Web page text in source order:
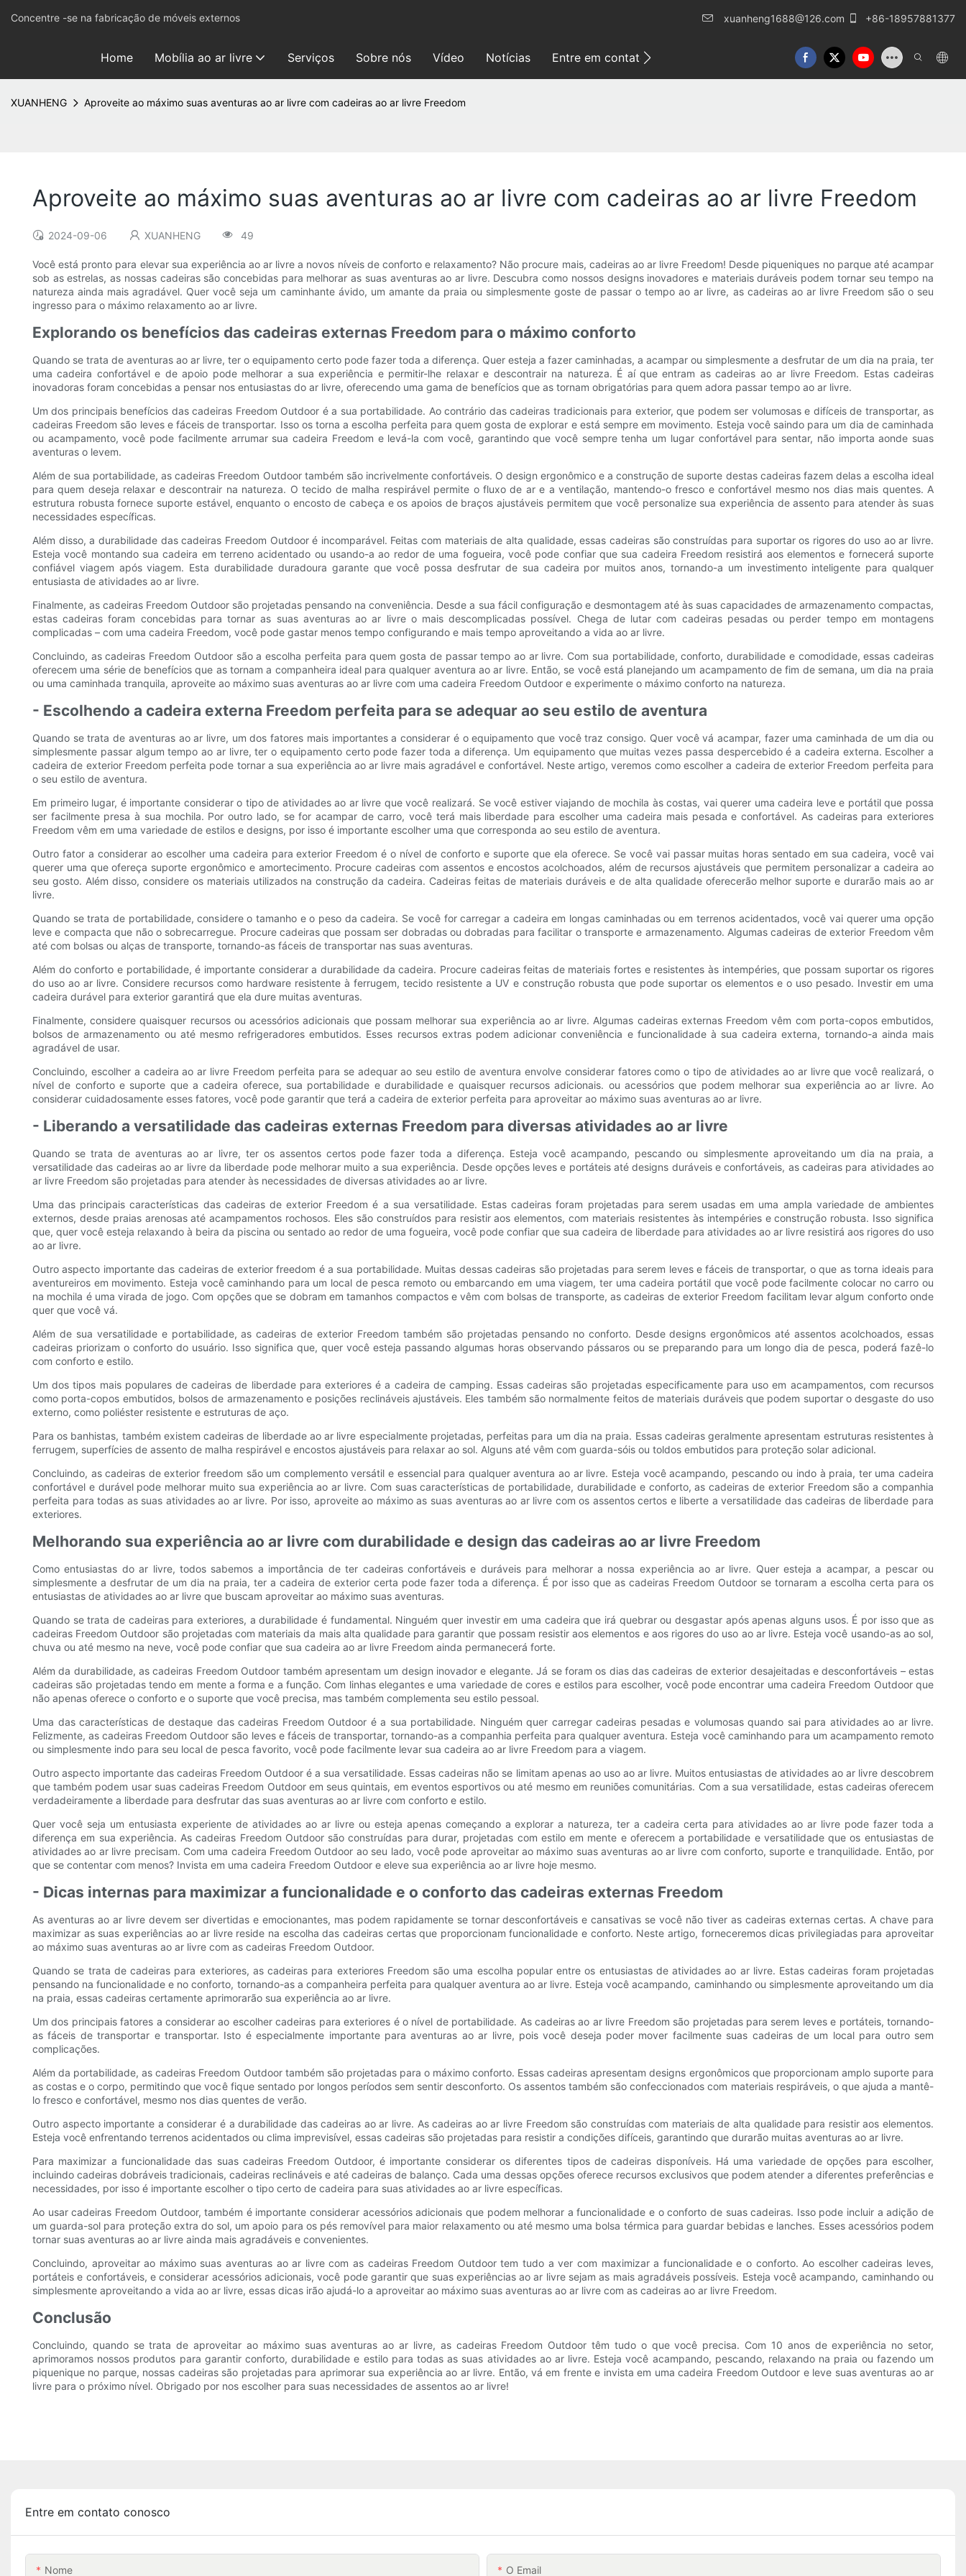
Concentre -se na fabricação de móveis externos xuanheng1688@126.com +86-18957881377
Home Mobília ao ar livre Serviços Sobre nós Vídeo Notícias Entre em contato conosco
XUANHENG Aproveite ao máximo suas aventuras ao ar livre com cadeiras ao ar livre Freedom
Aproveite ao máximo suas aventuras ao ar livre com cadeiras ao ar livre Freedom
2024-09-06 XUANHENG 49
Você está pronto para elevar sua experiência ao ar livre a novos níveis de conforto e relaxamento? Não procure mais, cadeiras ao ar livre Freedom! Desde piqueniques no parque até acampar
sob as estrelas, as nossas cadeiras são concebidas para melhorar as suas aventuras ao ar livre. Descubra como nossos designs inovadores e materiais duráveis ​​podem tornar seu tempo na
natureza ainda mais agradável. Quer você seja um caminhante ávido, um amante da praia ou simplesmente goste de passar o tempo ao ar livre, as cadeiras ao ar livre Freedom são o seu
ingresso para o máximo relaxamento ao ar livre.
Explorando os benefícios das cadeiras externas Freedom para o máximo conforto
Quando se trata de aventuras ao ar livre, ter o equipamento certo pode fazer toda a diferença. Quer esteja a fazer caminhadas, a acampar ou simplesmente a desfrutar de um dia na praia, ter
uma cadeira confortável e de apoio pode melhorar a sua experiência e permitir-lhe relaxar e descontrair na natureza. É aí que entram as cadeiras ao ar livre Freedom. Estas cadeiras
inovadoras foram concebidas a pensar nos entusiastas do ar livre, oferecendo uma gama de benefícios que as tornam obrigatórias para quem adora passar tempo ao ar livre.
Um dos principais benefícios das cadeiras Freedom Outdoor é a sua portabilidade. Ao contrário das cadeiras tradicionais para exterior, que podem ser volumosas e difíceis de transportar, as
cadeiras Freedom são leves e fáceis de transportar. Isso os torna a escolha perfeita para quem gosta de explorar e está sempre em movimento. Esteja você saindo para um dia de caminhada
ou acampamento, você pode facilmente arrumar sua cadeira Freedom e levá-la com você, garantindo que você sempre tenha um lugar confortável para sentar, não importa aonde suas
aventuras o levem.
Além de sua portabilidade, as cadeiras Freedom Outdoor também são incrivelmente confortáveis. O design ergonômico e a construção de suporte destas cadeiras fazem delas a escolha ideal
para quem deseja relaxar e descontrair na natureza. O tecido de malha respirável permite o fluxo de ar e a ventilação, mantendo-o fresco e confortável mesmo nos dias mais quentes. A
estrutura robusta fornece suporte estável, enquanto o encosto de cabeça e os apoios de braços ajustáveis ​​permitem que você personalize sua experiência de assento para atender às suas
necessidades específicas.
Além disso, a durabilidade das cadeiras Freedom Outdoor é incomparável. Feitas com materiais de alta qualidade, essas cadeiras são construídas para suportar os rigores do uso ao ar livre.
Esteja você montando sua cadeira em terreno acidentado ou usando-a ao redor de uma fogueira, você pode confiar que sua cadeira Freedom resistirá aos elementos e fornecerá suporte
confiável viagem após viagem. Esta durabilidade duradoura garante que você possa desfrutar de sua cadeira por muitos anos, tornando-a um investimento inteligente para qualquer
entusiasta de atividades ao ar livre.
Finalmente, as cadeiras Freedom Outdoor são projetadas pensando na conveniência. Desde a sua fácil configuração e desmontagem até às suas capacidades de armazenamento compactas,
estas cadeiras foram concebidas para tornar as suas aventuras ao ar livre o mais descomplicadas possível. Chega de lutar com cadeiras pesadas ou perder tempo em montagens
complicadas – com uma cadeira Freedom, você pode gastar menos tempo configurando e mais tempo aproveitando a vida ao ar livre.
Concluindo, as cadeiras Freedom Outdoor são a escolha perfeita para quem gosta de passar tempo ao ar livre. Com sua portabilidade, conforto, durabilidade e comodidade, essas cadeiras
oferecem uma série de benefícios que as tornam a companheira ideal para qualquer aventura ao ar livre. Então, se você está planejando um acampamento de fim de semana, um dia na praia
ou uma caminhada tranquila, aproveite ao máximo suas aventuras ao ar livre com uma cadeira Freedom Outdoor e experimente o máximo conforto na natureza.
- Escolhendo a cadeira externa Freedom perfeita para se adequar ao seu estilo de aventura
Quando se trata de aventuras ao ar livre, um dos fatores mais importantes a considerar é o equipamento que você traz consigo. Quer você vá acampar, fazer uma caminhada de um dia ou
simplesmente passar algum tempo ao ar livre, ter o equipamento certo pode fazer toda a diferença. Um equipamento que muitas vezes passa despercebido é a cadeira externa. Escolher a
cadeira de exterior Freedom perfeita pode tornar a sua experiência ao ar livre mais agradável e confortável. Neste artigo, veremos como escolher a cadeira de exterior Freedom perfeita para
o seu estilo de aventura.
Em primeiro lugar, é importante considerar o tipo de atividades ao ar livre que você realizará. Se você estiver viajando de mochila às costas, vai querer uma cadeira leve e portátil que possa
ser facilmente presa à sua mochila. Por outro lado, se for acampar de carro, você terá mais liberdade para escolher uma cadeira mais pesada e confortável. As cadeiras para exteriores
Freedom vêm em uma variedade de estilos e designs, por isso é importante escolher uma que corresponda ao seu estilo de aventura.
Outro fator a considerar ao escolher uma cadeira para exterior Freedom é o nível de conforto e suporte que ela oferece. Se você vai passar muitas horas sentado em sua cadeira, você vai
querer uma que ofereça suporte ergonômico e amortecimento. Procure cadeiras com assentos e encostos acolchoados, além de recursos ajustáveis ​​que permitem personalizar a cadeira ao
seu gosto. Além disso, considere os materiais utilizados na construção da cadeira. Cadeiras feitas de materiais duráveis ​​e de alta qualidade oferecerão melhor suporte e durarão mais ao ar
livre.
Quando se trata de portabilidade, considere o tamanho e o peso da cadeira. Se você for carregar a cadeira em longas caminhadas ou em terrenos acidentados, você vai querer uma opção
leve e compacta que não o sobrecarregue. Procure cadeiras que possam ser dobradas ou dobradas para facilitar o transporte e armazenamento. Algumas cadeiras de exterior Freedom vêm
até com bolsas ou alças de transporte, tornando-as fáceis de transportar nas suas aventuras.
Além do conforto e portabilidade, é importante considerar a durabilidade da cadeira. Procure cadeiras feitas de materiais fortes e resistentes às intempéries, que possam suportar os rigores
do uso ao ar livre. Considere recursos como hardware resistente à ferrugem, tecido resistente a UV e construção robusta que pode suportar os elementos e o uso pesado. Investir em uma
cadeira durável para exterior garantirá que ela dure muitas aventuras.
Finalmente, considere quaisquer recursos ou acessórios adicionais que possam melhorar sua experiência ao ar livre. Algumas cadeiras externas Freedom vêm com porta-copos embutidos,
bolsos de armazenamento ou até mesmo refrigeradores embutidos. Esses recursos extras podem adicionar conveniência e funcionalidade à sua cadeira externa, tornando-a ainda mais
agradável de usar.
Concluindo, escolher a cadeira ao ar livre Freedom perfeita para se adequar ao seu estilo de aventura envolve considerar fatores como o tipo de atividades ao ar livre que você realizará, o
nível de conforto e suporte que a cadeira oferece, sua portabilidade e durabilidade e quaisquer recursos adicionais. ou acessórios que podem melhorar sua experiência ao ar livre. Ao
considerar cuidadosamente esses fatores, você pode garantir que terá a cadeira de exterior perfeita para aproveitar ao máximo suas aventuras ao ar livre.
- Liberando a versatilidade das cadeiras externas Freedom para diversas atividades ao ar livre
Quando se trata de aventuras ao ar livre, ter os assentos certos pode fazer toda a diferença. Esteja você acampando, pescando ou simplesmente aproveitando um dia na praia, a
versatilidade das cadeiras ao ar livre da liberdade pode melhorar muito a sua experiência. Desde opções leves e portáteis até designs duráveis ​​e confortáveis, as cadeiras para atividades ao
ar livre Freedom são projetadas para atender às necessidades de diversas atividades ao ar livre.
Uma das principais características das cadeiras de exterior Freedom é a sua versatilidade. Estas cadeiras foram projetadas para serem usadas em uma ampla variedade de ambientes
externos, desde praias arenosas até acampamentos rochosos. Eles são construídos para resistir aos elementos, com materiais resistentes às intempéries e construção robusta. Isso significa
que, quer você esteja relaxando à beira da piscina ou sentado ao redor de uma fogueira, você pode confiar que sua cadeira de liberdade para atividades ao ar livre resistirá aos rigores do uso
ao ar livre.
Outro aspecto importante das cadeiras de exterior freedom é a sua portabilidade. Muitas dessas cadeiras são projetadas para serem leves e fáceis de transportar, o que as torna ideais para
aventureiros em movimento. Esteja você caminhando para um local de pesca remoto ou embarcando em uma viagem, ter uma cadeira portátil que você pode facilmente colocar no carro ou
na mochila é uma virada de jogo. Com opções que se dobram em tamanhos compactos e vêm com bolsas de transporte, as cadeiras de exterior Freedom facilitam levar algum conforto onde
quer que você vá.
Além de sua versatilidade e portabilidade, as cadeiras de exterior Freedom também são projetadas pensando no conforto. Desde designs ergonômicos até assentos acolchoados, essas
cadeiras priorizam o conforto do usuário. Isso significa que, quer você esteja passando algumas horas observando pássaros ou se preparando para um longo dia de pesca, poderá fazê-lo
com conforto e estilo.
Um dos tipos mais populares de cadeiras de liberdade para exteriores é a cadeira de camping. Essas cadeiras são projetadas especificamente para uso em acampamentos, com recursos
como porta-copos embutidos, bolsos de armazenamento e posições reclináveis ​​ajustáveis. Eles também são normalmente feitos de materiais duráveis ​​​​que podem suportar o desgaste do uso
externo, como poliéster resistente e estruturas de aço.
Para os banhistas, também existem cadeiras de liberdade ao ar livre especialmente projetadas, perfeitas para um dia na praia. Essas cadeiras geralmente apresentam estruturas resistentes à
ferrugem, superfícies de assento de malha respirável e encostos ajustáveis ​​para relaxar ao sol. Alguns até vêm com guarda-sóis ou toldos embutidos para proteção solar adicional.
Concluindo, as cadeiras de exterior freedom são um complemento versátil e essencial para qualquer aventura ao ar livre. Esteja você acampando, pescando ou indo à praia, ter uma cadeira
confortável e durável pode melhorar muito sua experiência ao ar livre. Com suas características de portabilidade, durabilidade e conforto, as cadeiras de exterior Freedom são a companhia
perfeita para todas as suas atividades ao ar livre. Por isso, aproveite ao máximo as suas aventuras ao ar livre com os assentos certos e liberte a versatilidade das cadeiras de liberdade para
exteriores.
Melhorando sua experiência ao ar livre com durabilidade e design das cadeiras ao ar livre Freedom
Como entusiastas do ar livre, todos sabemos a importância de ter cadeiras confortáveis ​​e duráveis ​​para melhorar a nossa experiência ao ar livre. Quer esteja a acampar, a pescar ou
simplesmente a desfrutar de um dia na praia, ter a cadeira de exterior certa pode fazer toda a diferença. É por isso que as cadeiras Freedom Outdoor se tornaram a escolha certa para os
entusiastas de atividades ao ar livre que buscam aproveitar ao máximo suas aventuras.
Quando se trata de cadeiras para exteriores, a durabilidade é fundamental. Ninguém quer investir em uma cadeira que irá quebrar ou desgastar após apenas alguns usos. É por isso que as
cadeiras Freedom Outdoor são projetadas com materiais da mais alta qualidade para garantir que possam resistir aos elementos e aos rigores do uso ao ar livre. Esteja você usando-as ao sol,
chuva ou até mesmo na neve, você pode confiar que sua cadeira ao ar livre Freedom ainda permanecerá forte.
Além da durabilidade, as cadeiras Freedom Outdoor também apresentam um design inovador e elegante. Já se foram os dias das cadeiras de exterior desajeitadas e desconfortáveis ​​– estas
cadeiras são projetadas tendo em mente a forma e a função. Com linhas elegantes e uma variedade de cores e estilos para escolher, você pode encontrar uma cadeira Freedom Outdoor que
não apenas oferece o conforto e o suporte que você precisa, mas também complementa seu estilo pessoal.
Uma das características de destaque das cadeiras Freedom Outdoor é a sua portabilidade. Ninguém quer carregar cadeiras pesadas e volumosas quando sai para atividades ao ar livre.
Felizmente, as cadeiras Freedom Outdoor são leves e fáceis de transportar, tornando-as a companhia perfeita para qualquer aventura. Esteja você caminhando para um acampamento remoto
ou simplesmente indo para seu local de pesca favorito, você pode facilmente levar sua cadeira ao ar livre Freedom para a viagem.
Outro aspecto importante das cadeiras Freedom Outdoor é a sua versatilidade. Essas cadeiras não se limitam apenas ao uso ao ar livre. Muitos entusiastas de atividades ao ar livre descobrem
que também podem usar suas cadeiras Freedom Outdoor em seus quintais, em eventos esportivos ou até mesmo em reuniões comunitárias. Com a sua versatilidade, estas cadeiras oferecem
verdadeiramente a liberdade para desfrutar das suas aventuras ao ar livre com conforto e estilo.
Quer você seja um entusiasta experiente de atividades ao ar livre ou esteja apenas começando a explorar a natureza, ter a cadeira certa para atividades ao ar livre pode fazer toda a
diferença em sua experiência. As cadeiras Freedom Outdoor são construídas para durar, projetadas com estilo em mente e oferecem a portabilidade e versatilidade que os entusiastas de
atividades ao ar livre precisam. Com uma cadeira Freedom Outdoor ao seu lado, você pode aproveitar ao máximo suas aventuras ao ar livre com conforto, suporte e tranquilidade. Então, por
que se contentar com menos? Invista em uma cadeira Freedom Outdoor e eleve sua experiência ao ar livre hoje mesmo.
- Dicas internas para maximizar a funcionalidade e o conforto das cadeiras externas Freedom
As aventuras ao ar livre devem ser divertidas e emocionantes, mas podem rapidamente se tornar desconfortáveis ​​e cansativas se você não tiver as cadeiras externas certas. A chave para
maximizar as suas experiências ao ar livre reside na escolha das cadeiras certas que proporcionam funcionalidade e conforto. Neste artigo, forneceremos dicas privilegiadas para aproveitar
ao máximo suas aventuras ao ar livre com as cadeiras Freedom Outdoor.
Quando se trata de cadeiras para exteriores, as cadeiras para exteriores Freedom são uma escolha popular entre os entusiastas de atividades ao ar livre. Estas cadeiras foram projetadas
pensando na funcionalidade e no conforto, tornando-as a companheira perfeita para qualquer aventura ao ar livre. Esteja você acampando, caminhando ou simplesmente aproveitando um dia
na praia, essas cadeiras certamente aprimorarão sua experiência ao ar livre.
Um dos principais fatores a considerar ao escolher cadeiras para exteriores é o nível de portabilidade. As cadeiras ao ar livre Freedom são projetadas para serem leves e portáteis, tornando-
as fáceis de transportar e transportar. Isto é especialmente importante para aventuras ao ar livre, pois você deseja poder mover facilmente suas cadeiras de um local para outro sem
complicações.
Além da portabilidade, as cadeiras Freedom Outdoor também são projetadas para o máximo conforto. Essas cadeiras apresentam designs ergonômicos que proporcionam amplo suporte para
as costas e o corpo, permitindo que você fique sentado por longos períodos sem sentir desconforto. Os assentos também são confeccionados com materiais respiráveis, o que ajuda a mantê-
lo fresco e confortável, mesmo nos dias quentes de verão.
Outro aspecto importante a considerar é a durabilidade das cadeiras ao ar livre. As cadeiras ao ar livre Freedom são construídas com materiais de alta qualidade para resistir aos elementos.
Esteja você enfrentando terrenos acidentados ou clima imprevisível, essas cadeiras são projetadas para resistir a condições difíceis, garantindo que durarão muitas aventuras ao ar livre.
Para maximizar a funcionalidade das suas cadeiras Freedom Outdoor, é importante considerar os diferentes tipos de cadeiras disponíveis. Há uma variedade de opções para escolher,
incluindo cadeiras dobráveis ​​tradicionais, cadeiras reclináveis ​​e até cadeiras de balanço. Cada uma dessas opções oferece recursos exclusivos que podem atender a diferentes preferências e
necessidades, por isso é importante escolher o tipo certo de cadeira para suas atividades ao ar livre específicas.
Ao usar cadeiras Freedom Outdoor, também é importante considerar acessórios adicionais que podem melhorar a funcionalidade e o conforto de suas cadeiras. Isso pode incluir a adição de
um guarda-sol para proteção extra do sol, um apoio para os pés removível para maior relaxamento ou até mesmo uma bolsa térmica para guardar bebidas e lanches. Esses acessórios podem
tornar suas aventuras ao ar livre ainda mais agradáveis ​​e convenientes.
Concluindo, aproveitar ao máximo suas aventuras ao ar livre com as cadeiras Freedom Outdoor tem tudo a ver com maximizar a funcionalidade e o conforto. Ao escolher cadeiras leves,
portáteis e confortáveis, e considerar acessórios adicionais, você pode garantir que suas experiências ao ar livre sejam as mais agradáveis ​​possíveis. Esteja você acampando, caminhando ou
simplesmente aproveitando a vida ao ar livre, essas dicas irão ajudá-lo a aproveitar ao máximo suas aventuras ao ar livre com as cadeiras ao ar livre Freedom.
Conclusão
Concluindo, quando se trata de aproveitar ao máximo suas aventuras ao ar livre, as cadeiras Freedom Outdoor têm tudo o que você precisa. Com 10 anos de experiência no setor,
aprimoramos nossos produtos para garantir conforto, durabilidade e estilo para todas as suas atividades ao ar livre. Esteja você acampando, pescando, relaxando na praia ou fazendo um
piquenique no parque, nossas cadeiras são projetadas para aprimorar sua experiência ao ar livre. Então, vá em frente e invista em uma cadeira Freedom Outdoor e leve suas aventuras ao ar
livre para o próximo nível. Obrigado por nos escolher para suas necessidades de assentos ao ar livre!
Entre em contato conosco
Nome O Email